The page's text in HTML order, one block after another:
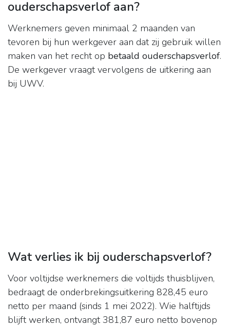
ouderschapsverlof aan?
Werknemers geven minimaal 2 maanden van
tevoren bij hun werkgever aan dat zij gebruik willen
maken van het recht op betaald ouderschapsverlof.
De werkgever vraagt vervolgens de uitkering aan
bij UWV.
Wat verlies ik bij ouderschapsverlof?
Voor voltijdse werknemers die voltijds thuisblijven,
bedraagt de onderbrekingsuitkering 828,45 euro
netto per maand (sinds 1 mei 2022). Wie halftijds
blijft werken, ontvangt 381,87 euro netto bovenop